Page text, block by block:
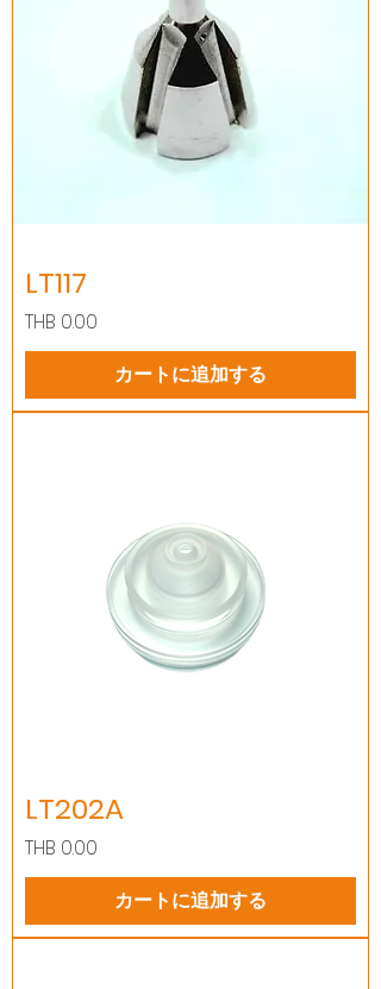
LT117
価格
THB 0.00
カートに追加する
LT202A
価格
THB 0.00
カートに追加する